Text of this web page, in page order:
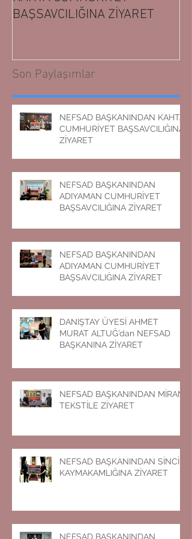
BAŞSAVCILIĞINA ZİYARET
Son Paylaşımlar
NEFSAD BAŞKANINDAN KAHTA
CUMHURİYET BAŞSAVCILIĞINA
ZİYARET
NEFSAD BAŞKANINDAN
ADIYAMAN CUMHURİYET
BAŞSAVCILIĞINA ZİYARET
NEFSAD BAŞKANINDAN
ADIYAMAN CUMHURİYET
BAŞSAVCILIĞINA ZİYARET
DANIŞTAY ÜYESİ AHMET
MURAT ALTUĞ’dan NEFSAD
BAŞKANINA ZİYARET
NEFSAD BAŞKANINDAN MİRAN
TEKSTİLE ZİYARET
NEFSAD BAŞKANINDAN SİNCİK
KAYMAKAMLIĞINA ZİYARET
NEFSAD BAŞKANINDAN